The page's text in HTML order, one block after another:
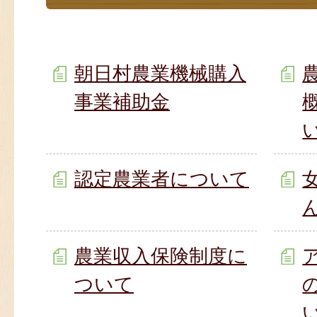
朝日村農業機械購入
事業補助金
認定農業者について
農業収入保険制度に
ついて